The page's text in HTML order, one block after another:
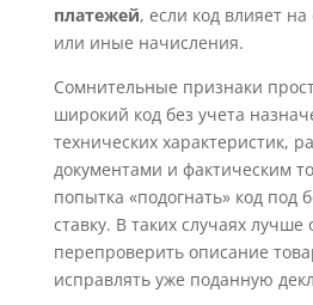
платежей, если код влияет
или иные начисления.
Сомнительные признаки
широкий код без учета
технических характеристик,
документами и фактическим
попытка «подогнать» код под
ставку. В таких случаях лучше
перепроверить описание
исправлять уже поданную